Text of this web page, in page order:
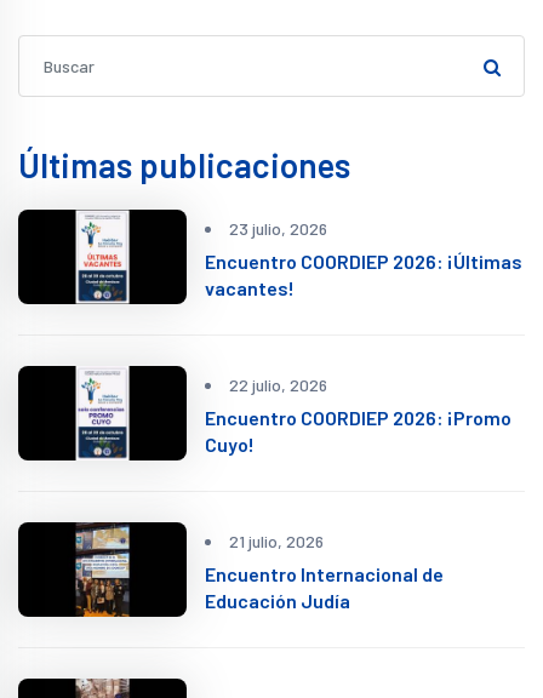
Últimas publicaciones
23 julio, 2026
Encuentro COORDIEP 2026: ¡Últimas
vacantes!
22 julio, 2026
Encuentro COORDIEP 2026: ¡Promo
Cuyo!
21 julio, 2026
Encuentro Internacional de
Educación Judía